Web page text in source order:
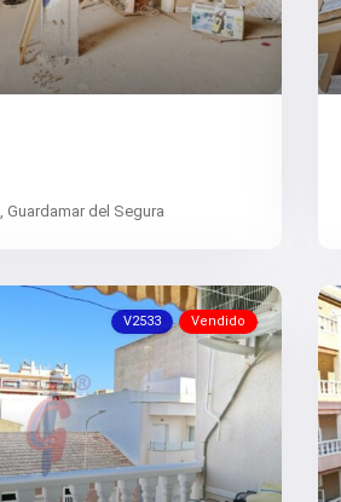
Guardamar del Segura
V2533 Vendido